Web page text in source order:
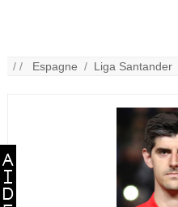
/ / Espagne / Liga Santander